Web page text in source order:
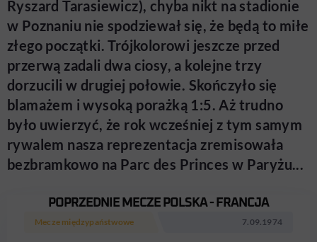
Ryszard Tarasiewicz), chyba nikt na stadionie
w Poznaniu nie spodziewał się, że będą to miłe
złego początki. Trójkolorowi jeszcze przed
przerwą zadali dwa ciosy, a kolejne trzy
dorzucili w drugiej połowie. Skończyło się
blamażem i wysoką porażką 1:5. Aż trudno
było uwierzyć, że rok wcześniej z tym samym
rywalem nasza reprezentacja zremisowała
bezbramkowo na Parc des Princes w Paryżu...
POPRZEDNIE MECZE POLSKA - FRANCJA
Mecze międzypaństwowe 7.09.1974